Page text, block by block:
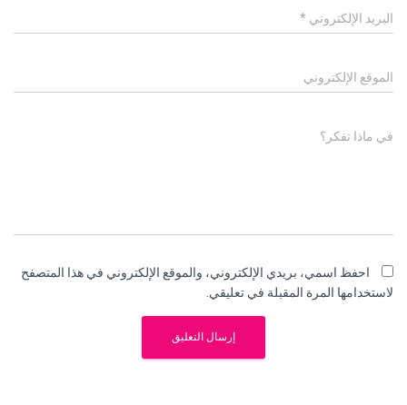
البريد الإلكتروني *
الموقع الإلكتروني
في ماذا تفكر؟
احفظ اسمي، بريدي الإلكتروني، والموقع الإلكتروني في هذا المتصفح
لاستخدامها المرة المقبلة في تعليقي.